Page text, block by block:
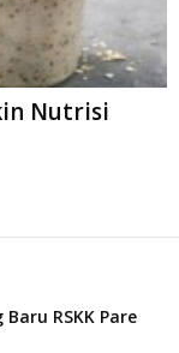
Nutrisi
RSKK Pare